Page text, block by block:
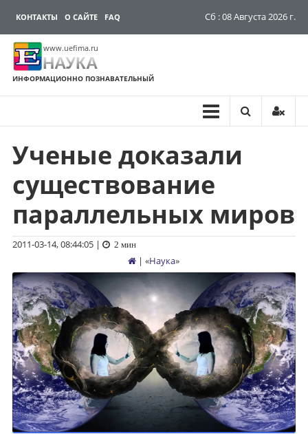
КОНТАКТЫ О САЙТЕ FAQ Сб : 08 Августа 2026 г.
www.uefima.ru
НАУКА
ИНФОРМАЦИОННО ПОЗНАВАТЕЛЬНЫЙ
Перейти
содержимому
Ученые доказали
существование
параллельных миров
2011-03-14, 08:44:05| 2 мин
| «Наука»